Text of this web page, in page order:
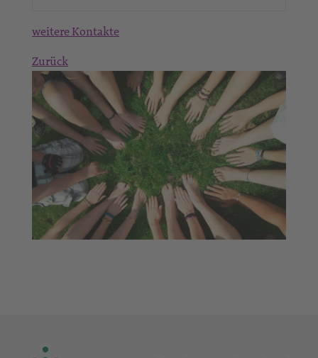
weitere Kontakte
Zurück